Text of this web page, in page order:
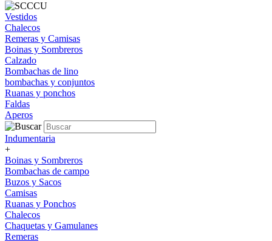
Vestidos
Chalecos
Remeras y Camisas
Boinas y Sombreros
Calzado
Bombachas de lino
bombachas y conjuntos
Ruanas y ponchos
Faldas
Aperos
Indumentaria
+
Boinas y Sombreros
Bombachas de campo
Buzos y Sacos
Camisas
Ruanas y Ponchos
Chalecos
Chaquetas y Gamulanes
Remeras